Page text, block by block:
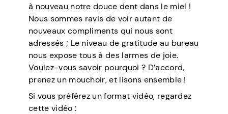
à nouveau notre douce dent dans le miel !
Nous sommes ravis de voir autant de
nouveaux compliments qui nous sont
adressés ; Le niveau de gratitude au bureau
nous expose tous à des larmes de joie.
Voulez-vous savoir pourquoi ? D’accord,
prenez un mouchoir, et lisons ensemble !
Si vous préférez un format vidéo, regardez
cette vidéo :